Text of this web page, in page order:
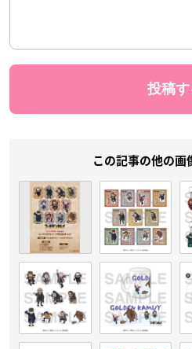
この記事の他の画